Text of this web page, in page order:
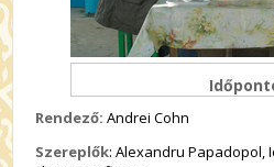
Rendező: Andrei Cohn
Szereplők: Alexandru Papadopol,